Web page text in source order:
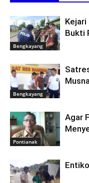
Bengkayang
Kejari
Bukti
Bengkayang
Pontianak
Agar